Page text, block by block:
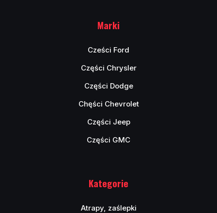
Marki
Cześci Ford
Części Chrysler
Części Dodge
Chęści Chevrolet
Części Jeep
Części GMC
Kategorie
Atrapy, zaślepki